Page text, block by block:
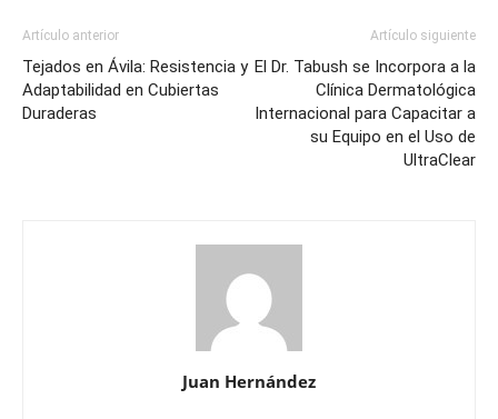
Artículo anterior
Tejados en Ávila: Resistencia y
Adaptabilidad en Cubiertas
Duraderas
Artículo siguiente
El Dr. Tabush se Incorpora a la
Clínica Dermatológica
Internacional para Capacitar a
su Equipo en el Uso de
UltraClear
Juan Hernández